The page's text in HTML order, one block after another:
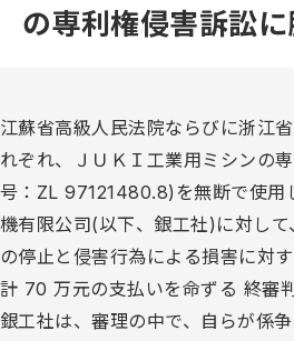
の専利権侵害訴訟
江蘇省高級人民法院ならびに浙江
れぞれ、ＪＵＫＩ工業用ミシンの
号：ZL 97121480.8)を無断で使用
機有限公司(以下、銀工社)に対し
の停止と侵害行為による損害に対
計 70 万元の支払いを命ずる 終審
銀工社は、審理の中で、自らが係